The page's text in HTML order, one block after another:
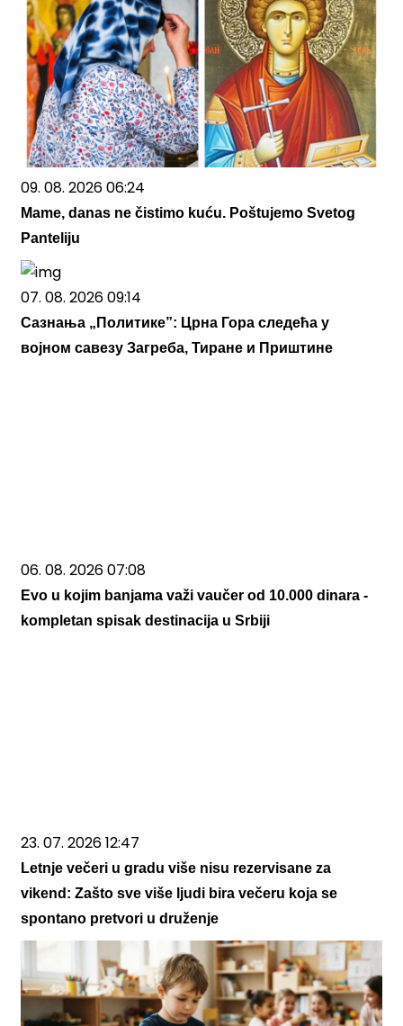
09. 08. 2026 06:24
Mame, danas ne čistimo kuću. Poštujemo Svetog
Panteliju
07. 08. 2026 09:14
Сазнања „Политике”: Црна Гора следећа у
војном савезу Загреба, Тиране и Приштине
06. 08. 2026 07:08
Evo u kojim banjama važi vaučer od 10.000 dinara -
kompletan spisak destinacija u Srbiji
23. 07. 2026 12:47
Letnje večeri u gradu više nisu rezervisane za
vikend: Zašto sve više ljudi bira večeru koja se
spontano pretvori u druženje